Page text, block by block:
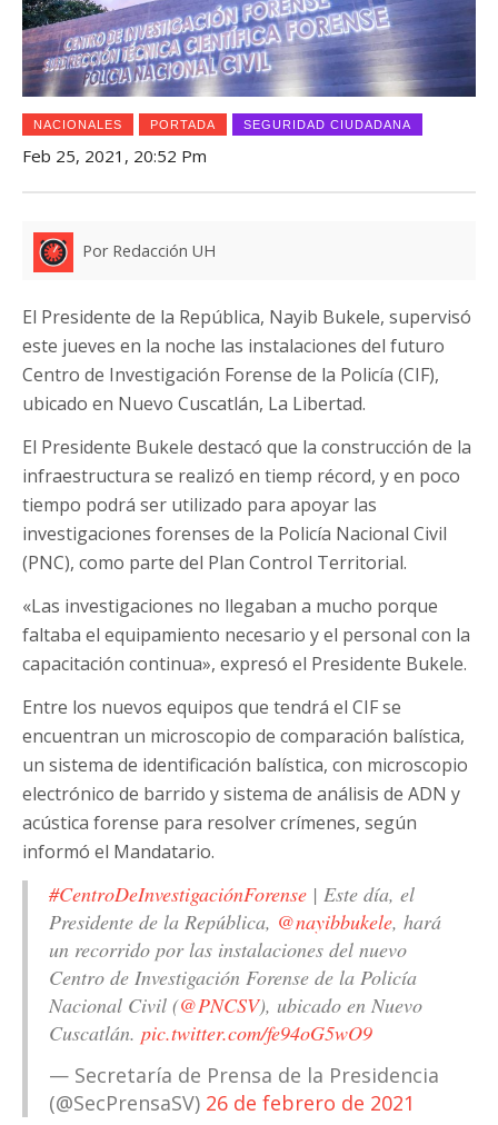
NACIONALES PORTADA SEGURIDAD CIUDADANA
Feb 25, 2021, 20:52 Pm
Por Redacción UH
El Presidente de la República, Nayib Bukele, supervisó
este jueves en la noche las instalaciones del futuro
Centro de Investigación Forense de la Policía (CIF),
ubicado en Nuevo Cuscatlán, La Libertad.
El Presidente Bukele destacó que la construcción de la
infraestructura se realizó en tiemp récord, y en poco
tiempo podrá ser utilizado para apoyar las
investigaciones forenses de la Policía Nacional Civil
(PNC), como parte del Plan Control Territorial.
«Las investigaciones no llegaban a mucho porque
faltaba el equipamiento necesario y el personal con la
capacitación continua», expresó el Presidente Bukele.
Entre los nuevos equipos que tendrá el CIF se
encuentran un microscopio de comparación balística,
un sistema de identificación balística, con microscopio
electrónico de barrido y sistema de análisis de ADN y
acústica forense para resolver crímenes, según
informó el Mandatario.
#CentroDeInvestigaciónForense | Este día, el
Presidente de la República, @nayibbukele, hará
un recorrido por las instalaciones del nuevo
Centro de Investigación Forense de la Policía
Nacional Civil (@PNCSV), ubicado en Nuevo
Cuscatlán. pic.twitter.com/fe94oG5wO9
— Secretaría de Prensa de la Presidencia
(@SecPrensaSV) 26 de febrero de 2021